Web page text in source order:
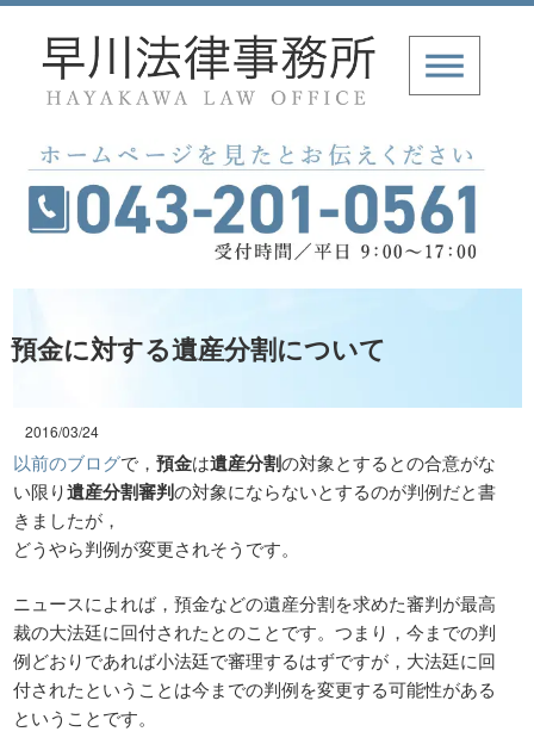
預金に対する遺産分割について
2016/03/24
以前のブログで，預金は遺産分割の対象とするとの合意がな
い限り遺産分割審判の対象にならないとするのが判例だと書
きましたが，
どうやら判例が変更されそうです。
ニュースによれば，預金などの遺産分割を求めた審判が最高
裁の大法廷に回付されたとのことです。つまり，今までの判
例どおりであれば小法廷で審理するはずですが，大法廷に回
付されたということは今までの判例を変更する可能性がある
ということです。